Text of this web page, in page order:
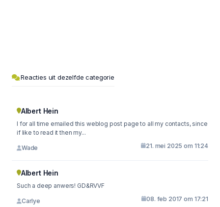
Reacties uit dezelfde categorie
Albert Hein
I for all time emailed this weblog post page to all my contacts, since
if like to read it then my...
Wade 21. mei 2025 om 11:24
Albert Hein
Such a deep anwers! GD&RVVF
Carlye 08. feb 2017 om 17:21